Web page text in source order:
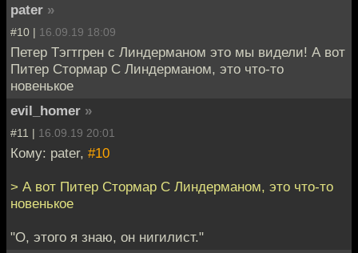
pater »
#10 | 16.09.19 18:09
Петер Тэгтгрен c Линдерманом это мы видели! А вот
Питер Стормар С Линдерманом, это что-то
новенькое
evil_homer »
#11 | 16.09.19 20:01
Кому: pater, #10
> А вот Питер Стормар С Линдерманом, это что-то
новенькое
"О, этого я знаю, он нигилист."